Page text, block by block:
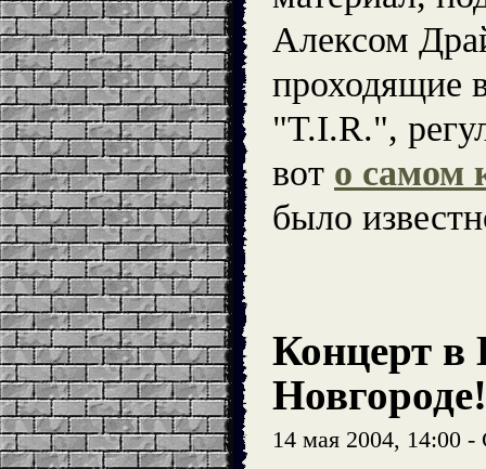
Алексом
проходящие
"T.I.R.",
вот о самом
было
Концерт
Новгороде!
14 мая 2004, 14:00